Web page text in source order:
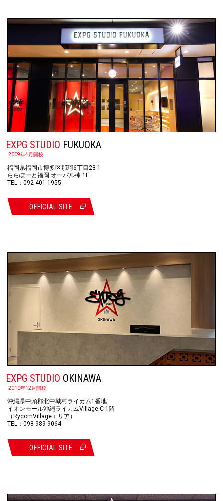
EXPG STUDIO FUKUOKA
2009年4月開校
福岡県福岡市博多区那珂6丁目23-1
ららぽーと福岡 オーバル棟 1F
TEL：092-401-1955
OFFICIAL SITE
EXPG STUDIO OKINAWA
2010年12月開校
沖縄県中頭郡北中城村ライカム1番地
イオンモール沖縄ライカムVillage C 1階
（RycomVillageエリア）
TEL：098-989-9064
OFFICIAL SITE